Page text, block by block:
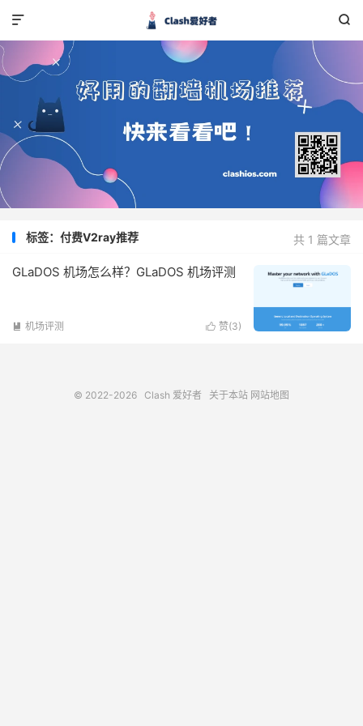


共 1 篇文章
标签：付费V2ray推荐
GLaDOS 机场怎么样？GLaDOS 机场评测
 赞(3)
 机场评测
© 2022-2026 Clash 爱好者 关于本站 网站地图